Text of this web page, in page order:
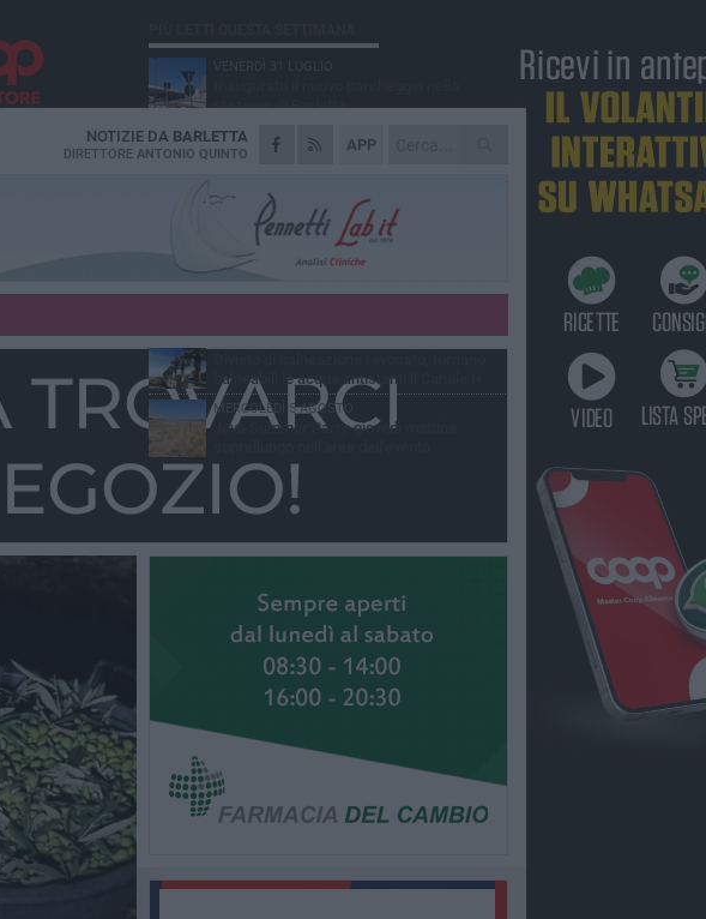
APP
NOTIZIE DA BARLETTA
DIRETTORE ANTONIO QUINTO
stazione di Barletta
MERCOLEDÌ 5 AGOSTO
Barletta piange Gioacchino Dagnello:
GIOVEDÌ 30 LUGLIO
Rapina all'Ipercoop di Barletta: nel mirino la
gioielleria, banditi in fuga
DOMENICA 2 AGOSTO
Beni confiscati alla mafia. Nasce il servizio
VENERDÌ 31 LUGLIO
balneabili le acque antistanti il Canale H
MERCOLEDÌ 5 AGOSTO
Jova Summer Party, giovedì mattina